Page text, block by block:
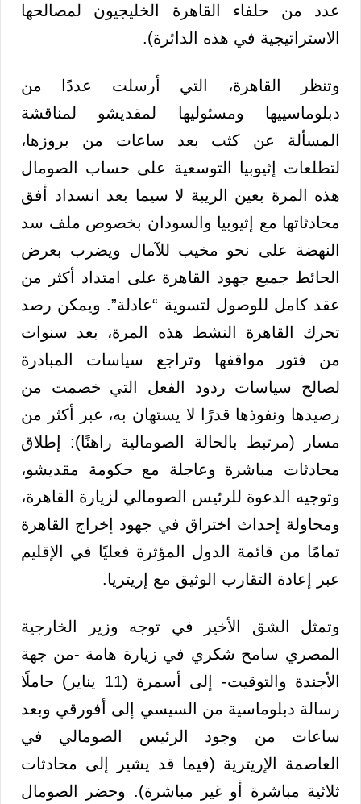
عدد من حلفاء القاهرة الخليجيون لمصالحها
الاستراتيجية في هذه الدائرة).
وتنظر القاهرة، التي أرسلت عددًا من
دبلوماسييها ومسئوليها لمقديشو لمناقشة
المسألة عن كثب بعد ساعات من بروزها،
لتطلعات إثيوبيا التوسعية على حساب الصومال
هذه المرة بعين الريبة لا سيما بعد انسداد أفق
محادثاتها مع إثيوبيا والسودان بخصوص ملف سد
النهضة على نحو مخيب للآمال ويضرب بعرض
الحائط جميع جهود القاهرة على امتداد أكثر من
عقد كامل للوصول لتسوية “عادلة”. ويمكن رصد
تحرك القاهرة النشط هذه المرة، بعد سنوات
من فتور مواقفها وتراجع سياسات المبادرة
لصالح سياسات ردود الفعل التي خصمت من
رصيدها ونفوذها قدرًا لا يستهان به، عبر أكثر من
مسار (مرتبط بالحالة الصومالية راهنًا): إطلاق
محادثات مباشرة وعاجلة مع حكومة مقديشو،
وتوجيه الدعوة للرئيس الصومالي لزيارة القاهرة،
ومحاولة إحداث اختراق في جهود إخراج القاهرة
تمامًا من قائمة الدول المؤثرة فعليًا في الإقليم
عبر إعادة التقارب الوثيق مع إريتريا.
وتمثل الشق الأخير في توجه وزير الخارجية
المصري سامح شكري في زيارة هامة -من جهة
الأجندة والتوقيت- إلى أسمرة (11 يناير) حاملًا
رسالة دبلوماسية من السيسي إلى أفورقي وبعد
ساعات من وجود الرئيس الصومالي في
العاصمة الإريترية (فيما قد يشير إلى محادثات
ثلاثية مباشرة أو غير مباشرة). وحضر الصومال